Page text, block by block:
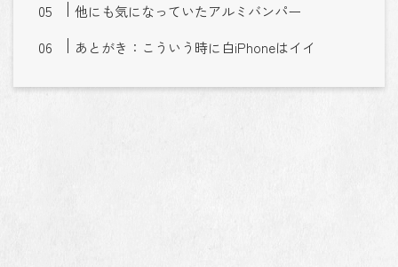
他にも気になっていたアルミバンパー
あとがき：こういう時に白iPhoneはイイ